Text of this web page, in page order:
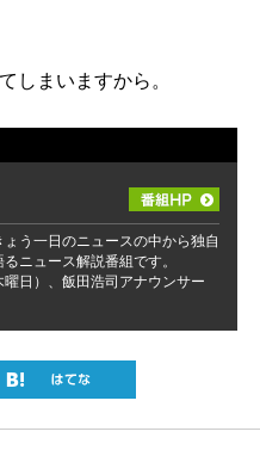
しまいますから。
う一日のニュースの中から独自
ニュース解説番組です。
日）、飯田浩司アナウンサー